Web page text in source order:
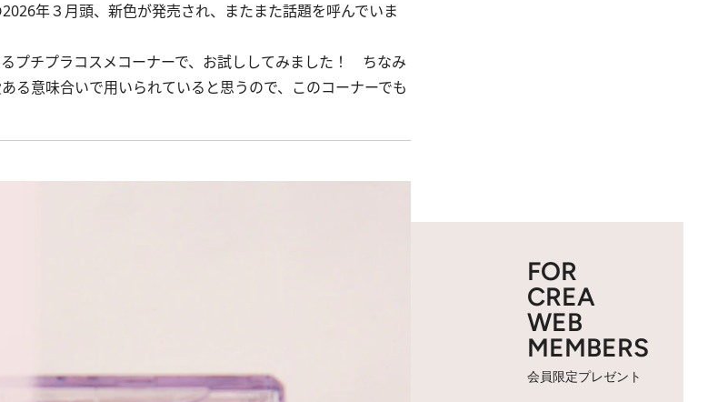
年３月頭、新色が発売され、またまた話題を呼んでいま
プチプラコスメコーナーで、お試ししてみました！ ちなみ
る意味合いで用いられていると思うので、このコーナーでも
FOR
CREA
WEB
MEMBERS
会員限定プレゼント